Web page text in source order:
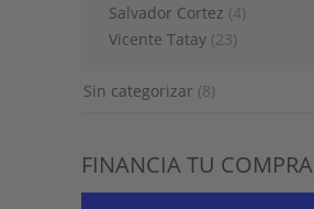
Salvador Cortez (4)
Vicente Tatay (23)
Sin categorizar (8)
FINANCIA TU COMPRA